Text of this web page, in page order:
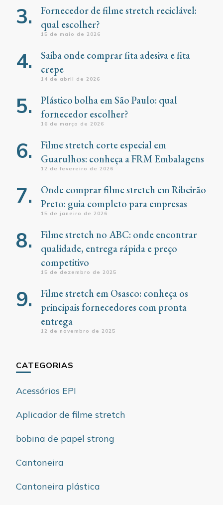
Fornecedor de filme stretch reciclável:
qual escolher?
15 de maio de 2026
Saiba onde comprar fita adesiva e fita
crepe
14 de abril de 2026
Plástico bolha em São Paulo: qual
fornecedor escolher?
16 de março de 2026
Filme stretch corte especial em
Guarulhos: conheça a FRM Embalagens
12 de fevereiro de 2026
Onde comprar filme stretch em Ribeirão
Preto: guia completo para empresas
15 de janeiro de 2026
Filme stretch no ABC: onde encontrar
qualidade, entrega rápida e preço
competitivo
15 de dezembro de 2025
Filme stretch em Osasco: conheça os
principais fornecedores com pronta
entrega
12 de novembro de 2025
CATEGORIAS
Acessórios EPI
Aplicador de filme stretch
bobina de papel strong
Cantoneira
Cantoneira plástica